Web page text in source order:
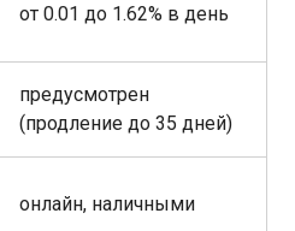
от 0.01 до 1.62% в день
предусмотрен
(продление до 35 дней)
онлайн, наличными